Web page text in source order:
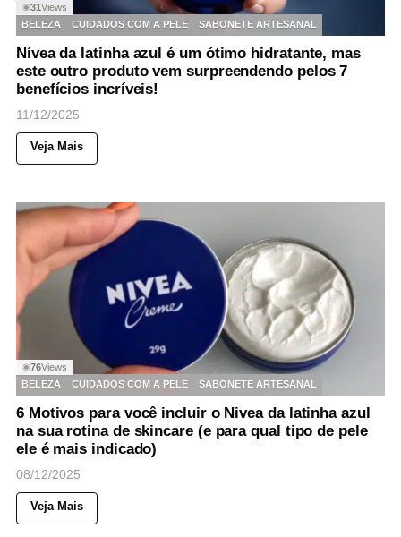
◉31Views
BELEZA
CUIDADOS COM A PELE SABONETE ARTESANAL
Nívea da latinha azul é um ótimo hidratante, mas
este outro produto vem surpreendendo pelos 7
benefícios incríveis!
11/12/2025
Veja Mais
◉76Views
BELEZA
CUIDADOS COM A PELE SABONETE ARTESANAL
6 Motivos para você incluir o Nivea da latinha azul
na sua rotina de skincare (e para qual tipo de pele
ele é mais indicado)
08/12/2025
Veja Mais